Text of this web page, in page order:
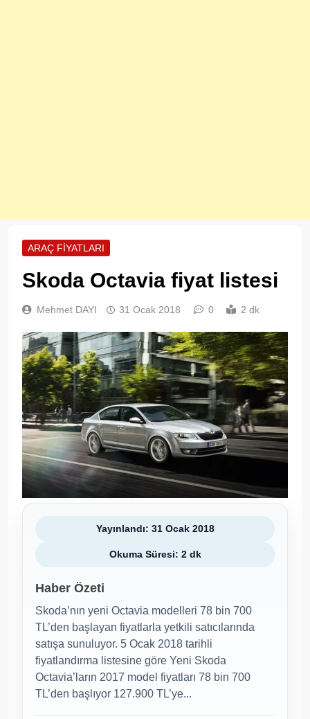
ARAÇ FIYATLARI
Skoda Octavia fiyat listesi
Mehmet DAYI 31 Ocak 2018 0 2 dk
Yayınlandı: 31 Ocak 2018
Okuma Süresi: 2 dk
Haber Özeti
Skoda’nın yeni Octavia modelleri 78 bin 700
TL’den başlayan fiyatlarla yetkili satıcılarında
satışa sunuluyor. 5 Ocak 2018 tarihli
fiyatlandırma listesine göre Yeni Skoda
Octavia’ların 2017 model fiyatları 78 bin 700
TL’den başlıyor 127.900 TL’ye...